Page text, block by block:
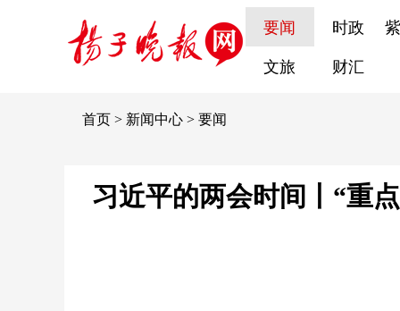
要闻 时政
文旅 财汇
首页 > 新闻中心 > 要闻
习近平的两会时间丨“重